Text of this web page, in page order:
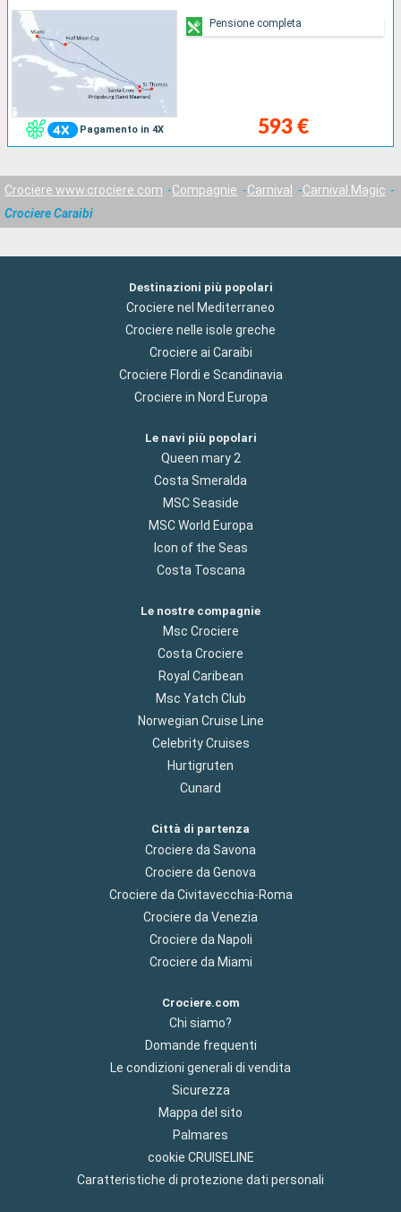
Pagamento in 4X 593 €
Pensione completa
Crociere www.crociere.com Compagnie Carnival
Carnival Magic
Crociere Caraibi
Destinazioni più popolari
Crociere nel Mediterraneo
Crociere nelle isole greche
Crociere ai Caraibi
Crociere Flordi e Scandinavia
Crociere in Nord Europa
Le navi più popolari
Queen mary 2
Costa Smeralda
MSC Seaside
MSC World Europa
Icon of the Seas
Costa Toscana
Le nostre compagnie
Msc Crociere
Costa Crociere
Royal Caribean
Msc Yatch Club
Norwegian Cruise Line
Celebrity Cruises
Hurtigruten
Cunard
Città di partenza
Crociere da Savona
Crociere da Genova
Crociere da Civitavecchia-Roma
Crociere da Venezia
Crociere da Napoli
Crociere da Miami
Crociere.com
Chi siamo?
Domande frequenti
Le condizioni generali di vendita
Sicurezza
Mappa del sito
Palmares
cookie CRUISELINE
Caratteristiche di protezione dati personali